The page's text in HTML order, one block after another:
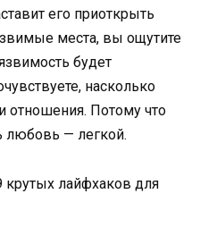
его приоткрыть
места, вы ощутите
будет
насколько
отношения. Потому что
любовь — легкой.
крутых лайфхаков для